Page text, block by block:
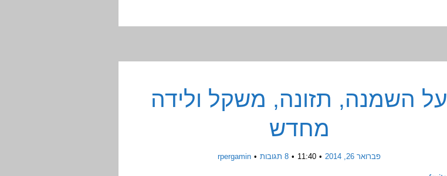
על השמנה, תזונה, משקל ולידה
מחדש
פברואר 26, 2014 11:40 8 תגובות rpergamin